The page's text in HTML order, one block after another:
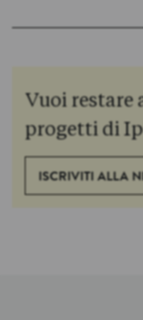
Vuoi restare
progetti di
ISCRIVITI ALLA